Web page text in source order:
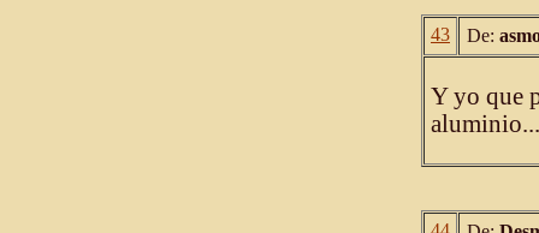
43 De:
Y yo que